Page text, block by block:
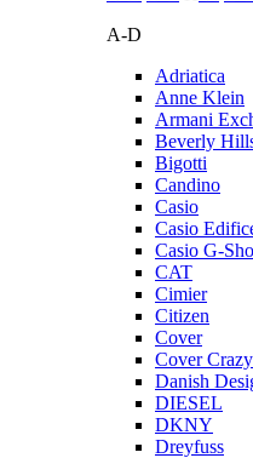
A-D
Adriatica
Anne Klein
Armani
Beverly
Bigotti
Candino
Casio
Casio
Casio G-
CAT
Cimier
Citizen
Cover
Cover
Danish
DIESEL
DKNY
Dreyfuss